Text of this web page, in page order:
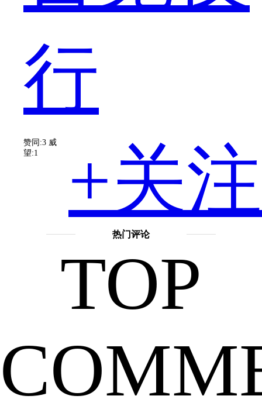
没
有
接
触
行
+关注
赞同:3 威
望:1
热门评论
TOP